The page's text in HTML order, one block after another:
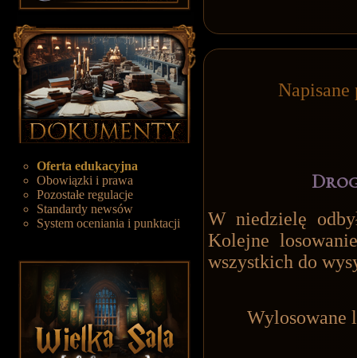
Oferta edukacyjna
Obowiązki i prawa
Pozostałe regulacje
Standardy newsów
System oceniania i punktacji
Napisane
W niedzielę
Kolejne
wszystkich do
Wylosowane